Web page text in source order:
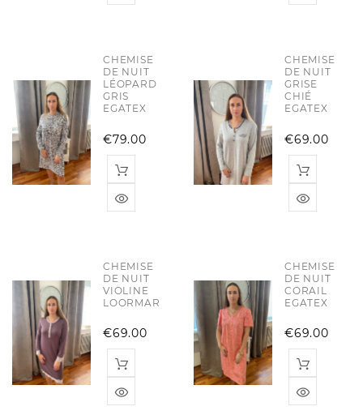
CHEMISE
DE NUIT
LÉOPARD
GRIS
EGATEX
€79.00
CHEMISE
DE NUIT
GRISE
CHIÉ
EGATEX
€69.00
CHEMISE
DE NUIT
VIOLINE
LOORMAR
€69.00
CHEMISE
DE NUIT
CORAIL
EGATEX
€69.00